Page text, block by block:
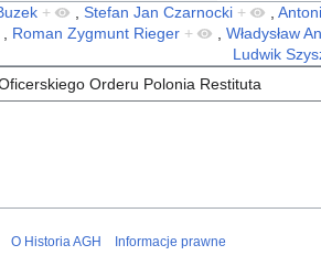
+ Stefan Jan Czarnocki +
Roman Zygmunt Rieger +
Władysław
Ludwik
O Historia AGH Informacje prawne